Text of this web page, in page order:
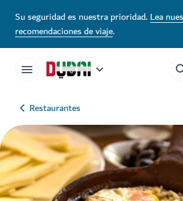
Su seguridad es nuestra prioridad.Lea
recomendaciones de viaje.
Restaurantes